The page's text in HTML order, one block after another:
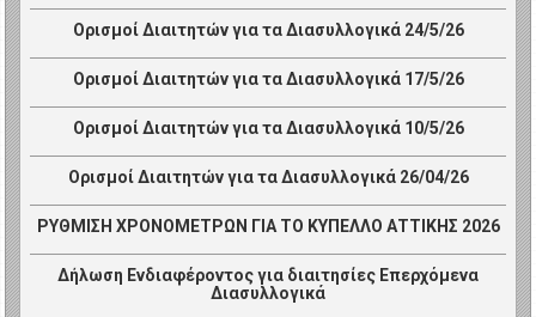
Ορισμοί Διαιτητών για τα Διασυλλογικά 24/5/26
Ορισμοί Διαιτητών για τα Διασυλλογικά 17/5/26
Ορισμοί Διαιτητών για τα Διασυλλογικά 10/5/26
Ορισμοί Διαιτητών για τα Διασυλλογικά 26/04/26
ΡΥΘΜΙΣΗ ΧΡΟΝΟΜΕΤΡΩΝ ΓΙΑ ΤΟ ΚΥΠΕΛΛΟ ΑΤΤΙΚΗΣ 2026
Δήλωση Ενδιαφέροντος για διαιτησίες Επερχόμενα
Διασυλλογικά